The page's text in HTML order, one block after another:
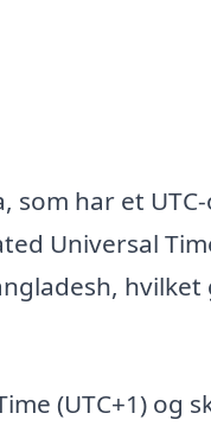
har et
Universal
(UTC+1) og